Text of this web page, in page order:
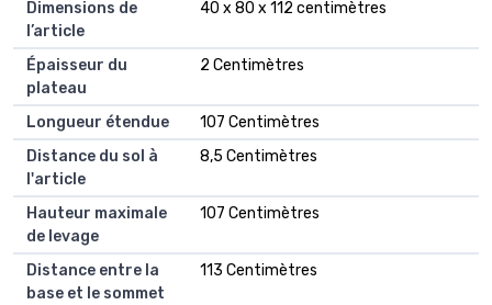
Dimensions de
l’article
40 x 80 x 112 centimètres
Épaisseur du
plateau
2 Centimètres
Longueur étendue
107 Centimètres
Distance du sol à
l'article
8,5 Centimètres
Hauteur maximale
de levage
107 Centimètres
Distance entre la
base et le sommet
113 Centimètres